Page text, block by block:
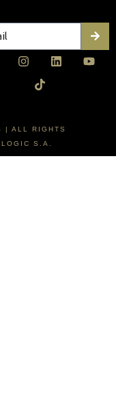
| ALL RIGHTS
S.A.